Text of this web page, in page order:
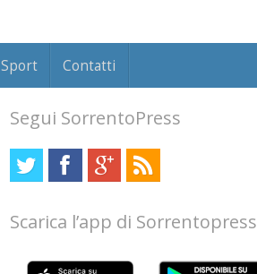
Sport Contatti
Segui SorrentoPress
Scarica l’app di Sorrentopress